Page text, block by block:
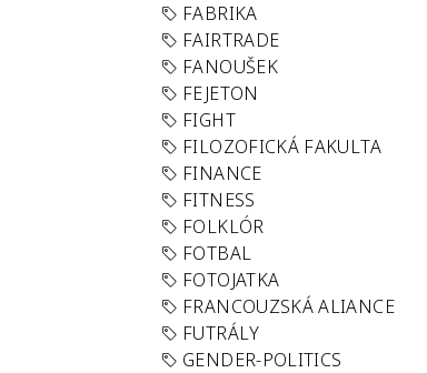
FABRIKA
FAIRTRADE
FANOUŠEK
FEJETON
FIGHT
FILOZOFICKÁ FAKULTA
FINANCE
FITNESS
FOLKLÓR
FOTBAL
FOTOJATKA
FRANCOUZSKÁ ALIANCE
FUTRÁLY
GENDER-POLITICS